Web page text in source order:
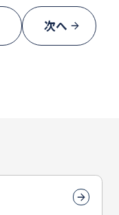
次へ